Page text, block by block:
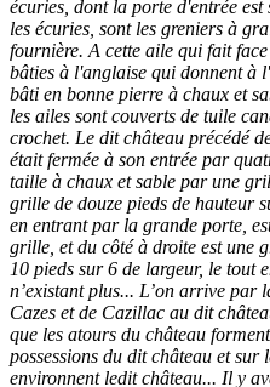
écuries, dont la porte d'entrée
les écuries, sont les greniers à
fournière. A cette aile qui fait
bâties à l'anglaise qui donnent à
bâti en bonne pierre à chaux et
les ailes sont couverts de tuile
crochet. Le dit château précédé
était fermée à son entrée par
taille à chaux et sable par une
grille de douze pieds de hauteur
en entrant par la grande porte,
grille, et du côté à droite est une
10 pieds sur 6 de largeur, le tout
n’existant plus... L’on arrive par
Cazes et de Cazillac au dit
que les atours du château
possessions du dit château et sur
environnent ledit château... Il y